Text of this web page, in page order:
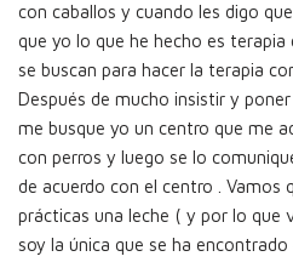
con caballos y cuando les digo
que yo lo que he hecho es
se buscan para hacer la terapia
Después de mucho insistir y
me busque yo un centro que me
con perros y luego se lo
de acuerdo con el centro . Vamos
prácticas una leche ( y por lo que
soy la única que se ha